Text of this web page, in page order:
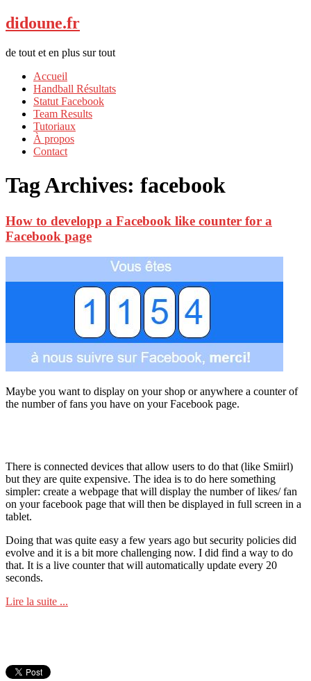
didoune.fr
de tout et en plus sur tout
Accueil
Handball Résultats
Statut Facebook
Team Results
Tutoriaux
À propos
Contact
Tag Archives: facebook
How to developp a Facebook like counter for a
Facebook page
Maybe you want to display on your shop or anywhere a counter of
the number of fans you have on your Facebook page.
There is connected devices that allow users to do that (like Smiirl)
but they are quite expensive. The idea is to do here something
simpler: create a webpage that will display the number of likes/ fan
on your facebook page that will then be displayed in full screen in a
tablet.
Doing that was quite easy a few years ago but security policies did
evolve and it is a bit more challenging now. I did find a way to do
that. It is a live counter that will automatically update every 20
seconds.
Lire la suite ...